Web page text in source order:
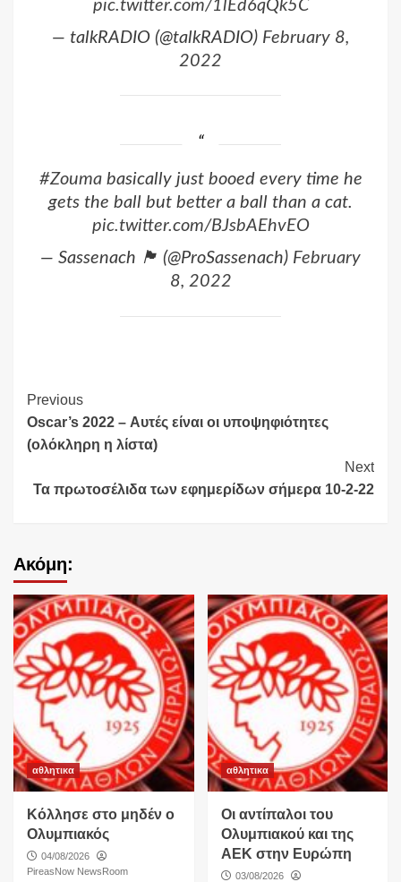
pic.twitter.com/1lEd6qQk5C
— talkRADIO (@talkRADIO) February 8,
2022
#Zoumabasically just booed every time he
gets the ball but better a ball than a cat.
pic.twitter.com/BJsbAEhvEO
— Sassenach 🏴󠁧󠁢󠁥󠁮󠁧󠁿 (@ProSassenach) February
8, 2022
Continue
Reading
Previous
Oscar’s 2022 – Αυτές είναι οι υποψηφιότητες
(ολόκληρη η λίστα)
Next
Τα πρωτοσέλιδα των εφημερίδων σήμερα 10-2-22
Ακόμη:
αθλητικα
Κόλλησε στο μηδέν ο
Ολυμπιακός
04/08/2026
PireasNow NewsRoom
αθλητικα
Οι αντίπαλοι του
Ολυμπιακού και της
ΑΕΚ στην Ευρώπη
03/08/2026